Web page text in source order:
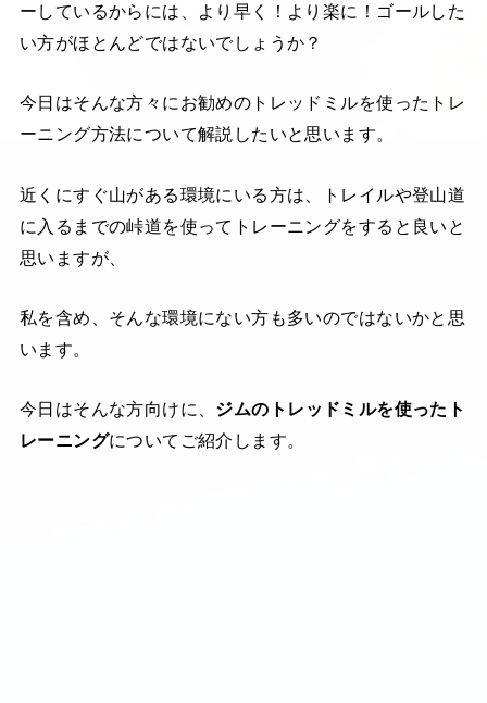
ーしているからには、より早く！より楽に！ゴールした
い方がほとんどではないでしょうか？
今日はそんな方々にお勧めのトレッドミルを使ったトレ
ーニング方法について解説したいと思います。
近くにすぐ山がある環境にいる方は、トレイルや登山道
に入るまでの峠道を使ってトレーニングをすると良いと
思いますが、
私を含め、そんな環境にない方も多いのではないかと思
います。
今日はそんな方向けに、 ジムのトレッドミルを使ったト
レーニングについてご紹介します。